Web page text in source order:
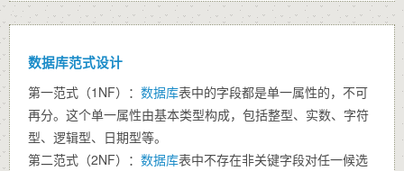
数据库范式设计
第一范式（1NF）： 数据库表中的字段都是单一属性的，不可
再分。这个单一属性由基本类型构成，包括整型、实数、字符
型、逻辑型、日期型等。
第二范式（2NF）： 数据库表中不存在非关键字段对任一候选